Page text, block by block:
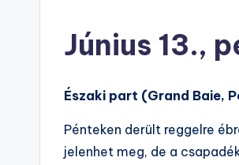
Június 13.,
Északi part (Grand Baie,
Pénteken derült reggelre
jelenhet meg, de a